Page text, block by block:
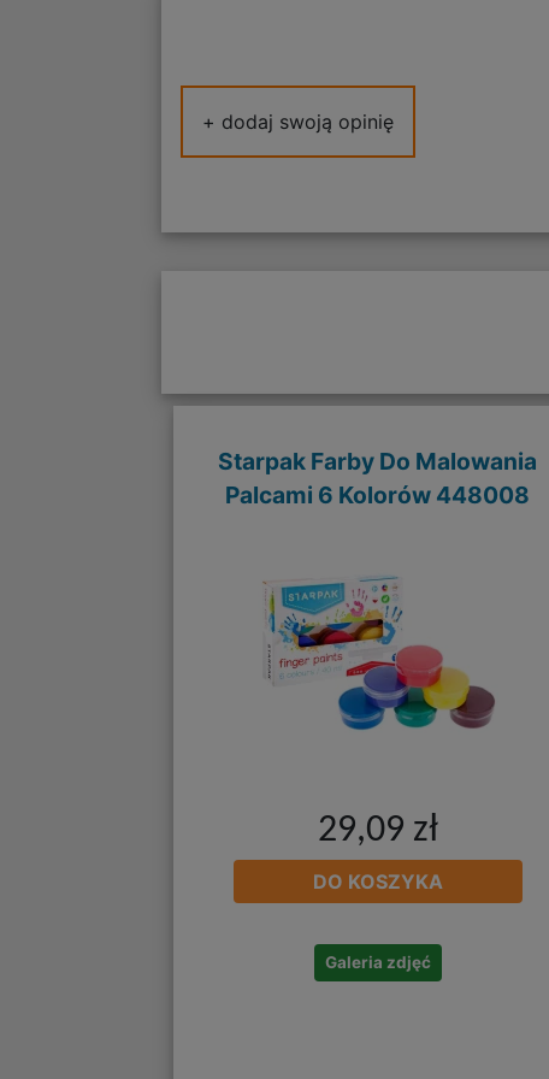
+ dodaj swoją opinię
Starpak Farby Do Malowania
Palcami 6 Kolorów 448008
29,09 zł
DO KOSZYKA
Galeria zdjęć